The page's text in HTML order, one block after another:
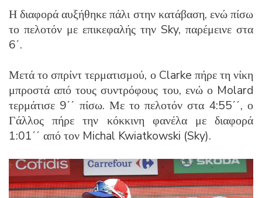
Η διαφορά αυξήθηκε πάλι στην κατάβαση, ενώ πίσω
το πελοτόν με επικεφαλής την Sky, παρέμεινε στα
6΄.
Μετά το σπρίντ τερματισμού, ο Clarke πήρε τη νίκη
μπροστά από τους συντρόφους του, ενώ ο Molard
τερμάτισε 9΄΄ πίσω. Με το πελοτόν στα 4:55΄΄, ο
Γάλλος πήρε την κόκκινη φανέλα με διαφορά
1:01΄΄ από τον Michal Kwiatkowski (Sky).